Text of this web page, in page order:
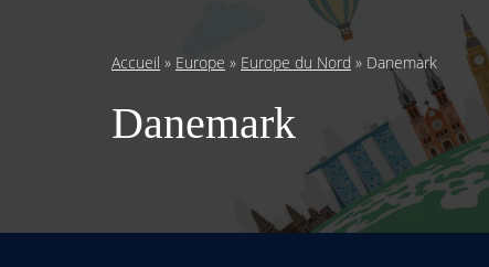
Accueil » Europe » Europe du Nord » Danemark
Danemark